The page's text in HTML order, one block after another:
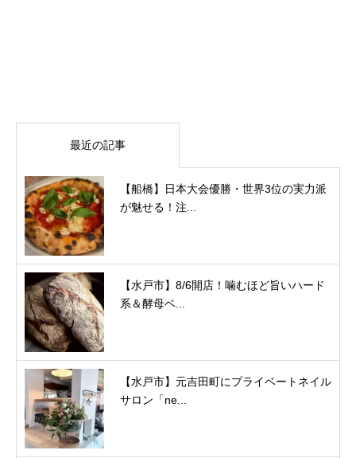
最近の記事
【船橋】日本大会優勝・世界3位の実力派
が魅せる！注...
【水戸市】8/6開店！噛むほど旨いハード
系＆酵母ベ...
【水戸市】元吉田町にプライベートネイル
サロン「ne...